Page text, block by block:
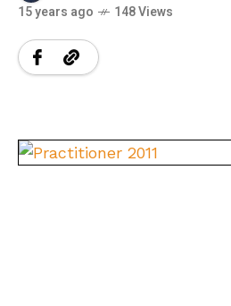
15 years ago
148 Views